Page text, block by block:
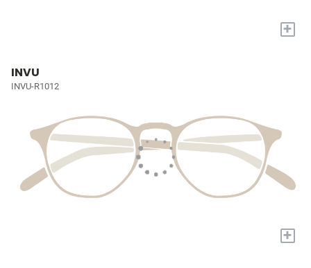
+
INVU
INVU-R1012
+